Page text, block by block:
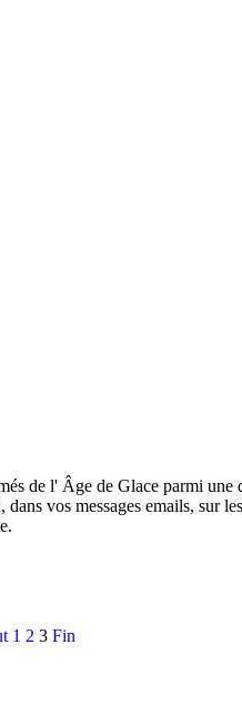
de l' Âge de Glace parmi une
vos messages emails,
1 2 3 Fin